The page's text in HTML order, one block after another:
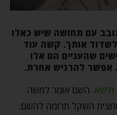
עם תחושה שיש כאלו
אותך. קשה עוד
שהעניים הם אלו
אפשר להרגיש אחרת.
תישא. השם אומר למשה
השקל תרומה להשם: